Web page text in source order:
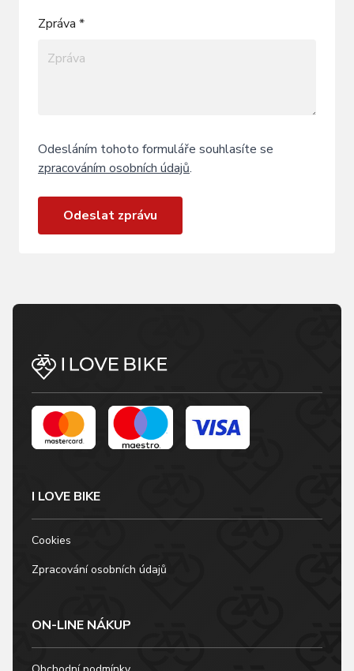
Zpráva *
Odesláním tohoto formuláře souhlasíte se
zpracováním osobních údajů.
Odeslat zprávu
I LOVE BIKE
Cookies
Zpracování osobních údajů
ON-LINE NÁKUP